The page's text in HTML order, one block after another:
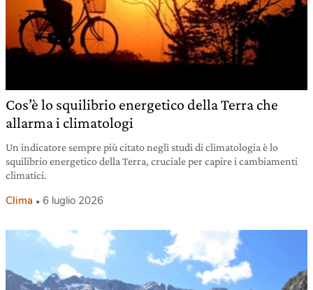
Cos’è lo squilibrio energetico della Terra che
allarma i climatologi
Un indicatore sempre più citato negli studi di climatologia è lo
squilibrio energetico della Terra, cruciale per capire i cambiamenti
climatici.
Clima 6 luglio 2026